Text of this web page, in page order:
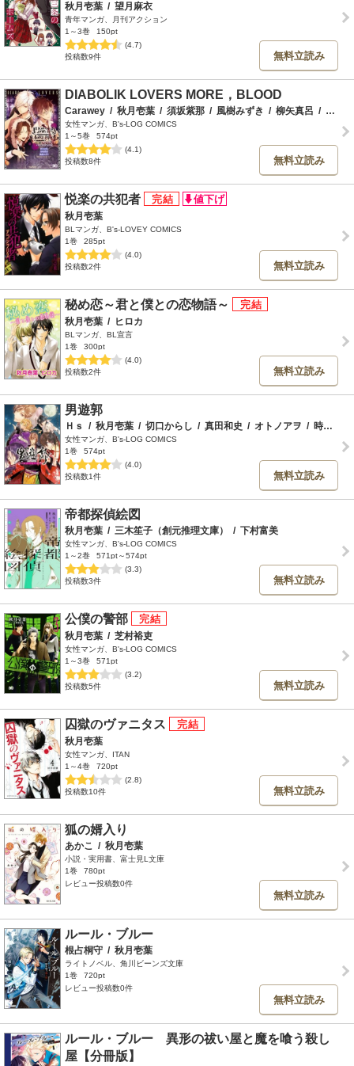
秋月壱葉 / 望月麻衣
青年マンガ、月刊アクション
1～3巻
150pt
(4.7)
投稿数9件
無料立読み
DIABOLIK LOVERS MORE，BLOOD
Carawey / 秋月壱葉 / 須坂紫那 / 風樹みずき / 柳矢真呂 /
女性マンガ、B's-LOG COMICS
1～5巻
574pt
(4.1)
投稿数8件
無料立読み
悦楽の共犯者
秋月壱葉
BLマンガ、B's-LOVEY COMICS
1巻
285pt
(4.0)
投稿数2件
無料立読み
秘め恋～君と僕との恋物語～
秋月壱葉 / ヒロカ
BLマンガ、BL宣言
1巻
300pt
(4.0)
投稿数2件
無料立読み
男遊郭
Ｈｓ / 秋月壱葉 / 切口からし / 真田和史 / オトノアヲ / 時東穹生
女性マンガ、B's-LOG COMICS
1巻
574pt
(4.0)
投稿数1件
無料立読み
帝都探偵絵図
秋月壱葉 / 三木笙子（創元推理文庫） / 下村富美
女性マンガ、B's-LOG COMICS
1～2巻
571pt～574pt
(3.3)
投稿数3件
無料立読み
公僕の警部
秋月壱葉 / 芝村裕吏
女性マンガ、B's-LOG COMICS
1～3巻
571pt
(3.2)
投稿数5件
無料立読み
囚獄のヴァニタス
秋月壱葉
女性マンガ、ITAN
1～4巻
720pt
(2.8)
投稿数10件
無料立読み
狐の婿入り
あかこ / 秋月壱葉
小説・実用書、富士見L文庫
1巻
780pt
レビュー投稿数0件
無料立読み
ルール・ブルー
根占桐守 / 秋月壱葉
ライトノベル、角川ビーンズ文庫
1巻
720pt
レビュー投稿数0件
無料立読み
ルール・ブルー 異形の祓い屋と魔を喰う殺し
屋【分冊版】